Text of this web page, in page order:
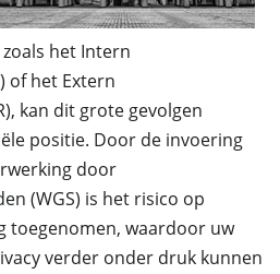
het Intern
of het Extern
kan dit grote gevolgen
positie. Door de invoering
door
(WGS) is het risico op
toegenomen, waardoor uw
verder onder druk kunnen